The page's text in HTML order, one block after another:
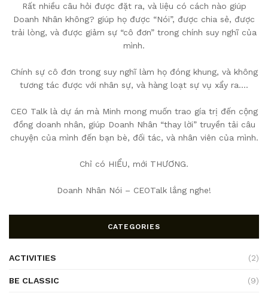
Rất nhiều câu hỏi được đặt ra, và liệu có cách nào giúp
Doanh Nhân không? giúp họ được “Nói”, được chia sẻ, được
trải lòng, và được giảm sự “cô đơn” trong chính suy nghĩ của
mình.
Chính sự cô đơn trong suy nghĩ làm họ đóng khung, và không
tương tác được với nhân sự, và hàng loạt sự vụ xẩy ra….
CEO Talk là dự án mà Minh mong muốn trao gía trị đến cộng
đồng doanh nhân, giúp Doanh Nhân “thay lời” truyền tải câu
chuyện của mình đến bạn bè, đối tác, và nhân viên của mình.
Chỉ có HIỂU, mới THƯƠNG.
Doanh Nhân Nói – CEOTalk lắng nghe!
CATEGORIES
ACTIVITIES (2)
BE CLASSIC (9)